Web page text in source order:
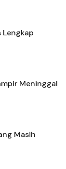
Lengkap
Meninggal
Masih